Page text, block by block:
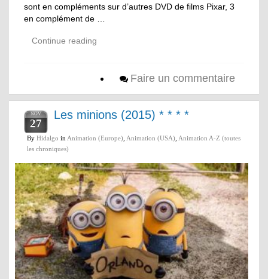
sont en compléments sur d’autres DVD de films Pixar, 3
en complément de …
Continue reading
Faire un commentaire
NOV
27
Les minions (2015) * * * *
By Hidalgo in Animation (Europe) Animation (USA) Animation A-Z (toutes
les chroniques)